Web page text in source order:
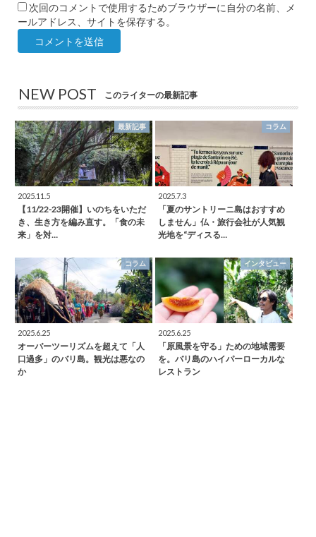
次回のコメントで使用するためブラウザーに自分の名前、メ
ールアドレス、サイトを保存する。
NEW POST このライターの最新記事
最新記事
2025.11.5
【11/22-23開催】いのちをいただ
き、生き方を編み直す。「食の未
来」を対…
コラム
2025.7.3
「夏のサントリーニ島はおすすめ
しません」仏・旅行会社が人気観
光地を“ディスる…
コラム
2025.6.25
オーバーツーリズムを超えて「人
口過多」のバリ島。観光は悪なの
か
インタビュー
2025.6.25
「原風景を守る」ための地域需要
を。バリ島のハイパーローカルな
レストラン